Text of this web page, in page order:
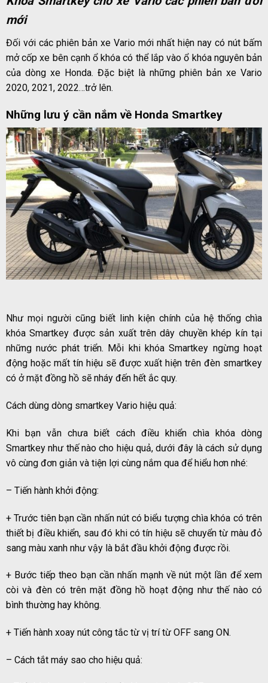
mới
Đối với các phiên bản xe Vario mới nhất hiện nay có nút bấm
mở cốp xe bên cạnh ổ khóa có thể lắp vào ổ khóa nguyên bản
của dòng xe Honda. Đặc biệt là những phiên bản xe Vario
2020, 2021, 2022…trở lên.
Những lưu ý cần nắm về Honda Smartkey
Như mọi người cũng biết linh kiện chính của hệ thống chìa
khóa Smartkey được sản xuất trên dây chuyền khép kín tại
những nước phát triển. Mỗi khi khóa Smartkey ngừng hoạt
động hoặc mất tín hiệu sẽ được xuất hiện trên đèn smartkey
có ở mặt đồng hồ sẽ nháy đến hết ắc quy.
Cách dùng dòng smartkey Vario hiệu quả:
Khi bạn vẫn chưa biết cách điều khiển chìa khóa dòng
Smartkey như thế nào cho hiệu quả, dưới đây là cách sử dụng
vô cùng đơn giản và tiện lợi cùng nắm qua để hiểu hơn nhé:
– Tiến hành khởi động:
+ Trước tiên bạn cần nhấn nút có biểu tượng chìa khóa có trên
thiết bị điều khiển, sau đó khi có tín hiệu sẽ chuyển từ màu đỏ
sang màu xanh như vậy là bắt đầu khởi động được rồi.
+ Bước tiếp theo bạn cần nhấn mạnh về nút một lần để xem
còi và đèn có trên mặt đồng hồ hoạt động như thế nào có
bình thường hay không.
+ Tiến hành xoay nút công tắc từ vị trí từ OFF sang ON.
– Cách tắt máy sao cho hiệu quả: